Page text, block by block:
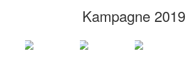
Kampagne 2019